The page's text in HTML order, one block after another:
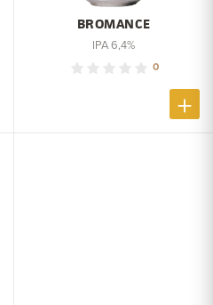
BROMANCE
IPA 6,4%
0